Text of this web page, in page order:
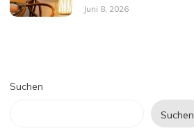
Juni 8, 2026
Suchen
Suchen